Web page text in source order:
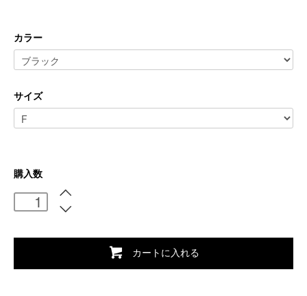
カラー
サイズ
購入数
カートに入れる